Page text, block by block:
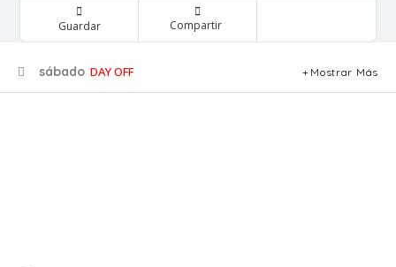
Guardar Compartir
sábado DAY OFF Mostrar Más